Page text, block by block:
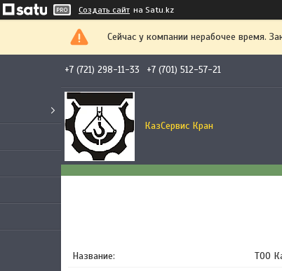
Создать сайт на Satu.kz
Сейчас у компании нерабочее время.
+7 (721) 298-11-33 +7 (701) 512-57-21
КазСервис Кран
ТОО